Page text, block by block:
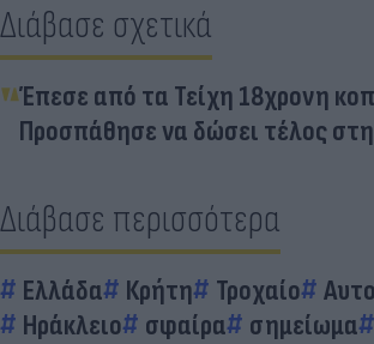
Διάβασε σχετικά
Έπεσε από τα Τείχη 18χρονη
Προσπάθησε να δώσει τέλος
Διάβασε περισσότερα
Ελλάδα Κρήτη Τροχαίο
Ηράκλειο
σφαίρα σημείωμα